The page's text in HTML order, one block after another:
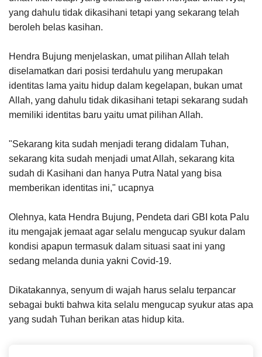
yang dahulu tidak dikasihani tetapi yang sekarang telah
beroleh belas kasihan.
Hendra Bujung menjelaskan, umat pilihan Allah telah
diselamatkan dari posisi terdahulu yang merupakan
identitas lama yaitu hidup dalam kegelapan, bukan umat
Allah, yang dahulu tidak dikasihani tetapi sekarang sudah
memiliki identitas baru yaitu umat pilihan Allah.
"Sekarang kita sudah menjadi terang didalam Tuhan,
sekarang kita sudah menjadi umat Allah, sekarang kita
sudah di Kasihani dan hanya Putra Natal yang bisa
memberikan identitas ini," ucapnya
Olehnya, kata Hendra Bujung, Pendeta dari GBI kota Palu
itu mengajak jemaat agar selalu mengucap syukur dalam
kondisi apapun termasuk dalam situasi saat ini yang
sedang melanda dunia yakni Covid-19.
Dikatakannya, senyum di wajah harus selalu terpancar
sebagai bukti bahwa kita selalu mengucap syukur atas apa
yang sudah Tuhan berikan atas hidup kita.